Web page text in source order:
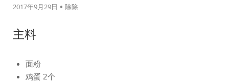
2017年9月29日 除除
主料
面粉
鸡蛋 2个